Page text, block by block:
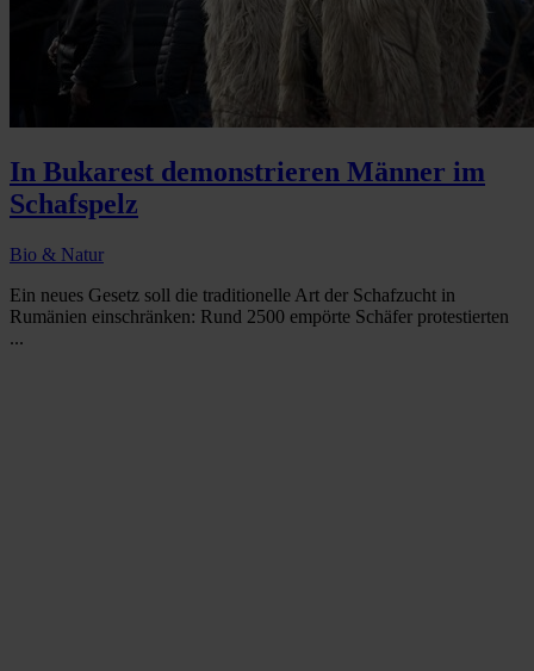
In Bukarest demonstrieren Männer im
Schafspelz
Bio & Natur
Ein neues Gesetz soll die traditionelle Art der Schafzucht in
Rumänien einschränken: Rund 2500 empörte Schäfer protestierten
...